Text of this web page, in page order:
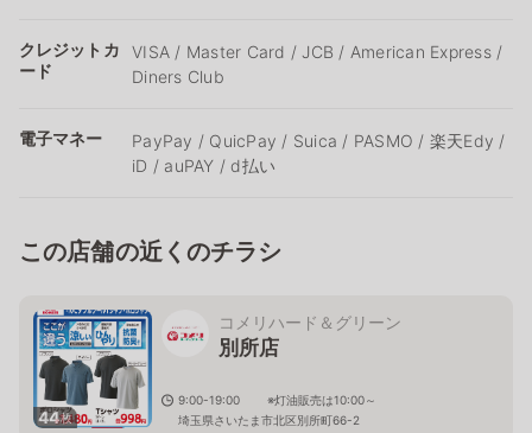
クレジットカ
ード
VISA / Master Card / JCB / American Express /
Diners Club
電子マネー
PayPay / QuicPay / Suica / PASMO / 楽天Edy /
iD / auPAY / d払い
この店舗の近くのチラシ
44枚
コメリハード＆グリーン
別所店
9:00-19:00 ※灯油販売は10:00～
埼玉県さいたま市北区別所町66-2